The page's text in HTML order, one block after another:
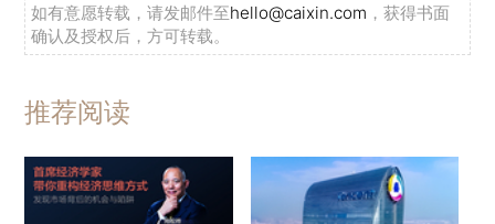
如有意愿转载，请发邮件至hello@caixin.com ，获得书面
确认及授权后，方可转载。
推荐阅读